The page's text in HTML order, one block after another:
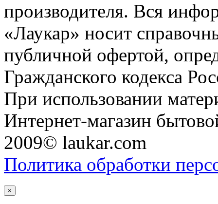
производителя. Вся
«Лаукар» носит
публичной офертой,
Гражданского кодекса
При использовании
Интернет-магазин
2009© laukar.com
Политика обработки
×